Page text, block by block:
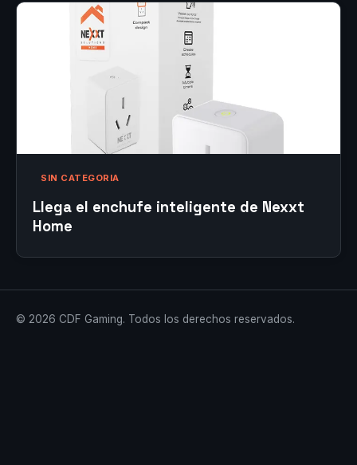
SIN CATEGORIA
Llega el enchufe inteligente de Nexxt
Home
© 2026 CDF Gaming. Todos los derechos reservados.